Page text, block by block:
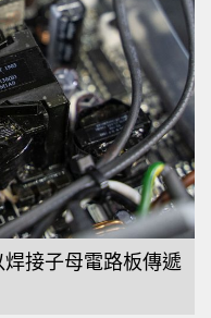
接子母電路板傳遞